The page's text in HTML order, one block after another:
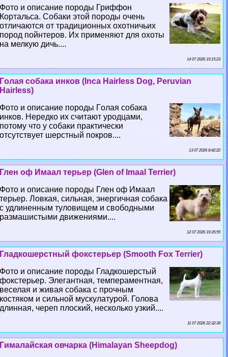
Фото и описание породы Гриффон
Кортальса. Собаки этой породы очень
отличаются от традиционных охотничьих
пород пойнтеров. Их применяют для охоты
на мелкую дичь....
14 07 2026 19:15:23
Гoлая собака инков (Inca Hairless Dog, Peruvian
Hairless)
Фото и описание породы Гoлая собака
инков. Нередко их считают уpoдцами,
потому что у собаки пpaктически
отсутствует шерстный покров....
13 07 2026 8:42:22
Глен оф Имаал терьер (Glen of Imaal Terrier)
Фото и описание породы Глен оф Имаал
терьер. Ловкая, сильная, энергичная собака
с удлиненным туловищем и свободными
размашистыми движениями....
12 07 2026 19:35:55
Гладкошерстный фокстерьер (Smooth Fox Terrier)
Фото и описание породы Гладкошерстый
фокстерьер. Элегантная, темпераментная,
веселая и живая собака с прочным
костяком и сильной мускулатурой. Голова
длинная, череп плоский, несколько узкий....
11 07 2026 22:32:39
Гималайская овчарка (Himalayan Sheepdog)